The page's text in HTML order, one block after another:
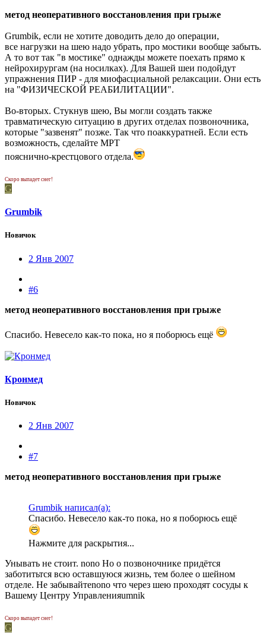
метод неоперативного восстановления при грыже
Grumbik, если не хотите доводить дело до операции,
все нагрузки на шею надо убрать, про мостики вообще забыть.
А то вот так "в мостике" однажды можете поехать прямо к
нейрохирургам (на носилках). Для Вашей шеи подойдут
упражнения ПИР - для миофасциальной релаксации. Они есть
на "ФИЗИЧЕСКОЙ РЕАБИЛИТАЦИИ".
Во-вторых. Стукнув шею, Вы могли создать также
травматическую ситуацию в других отделах позвоночника,
которые "зазвенят" позже. Так что поаккуратней. Если есть
возможность, сделайте МРТ
пояснично-крестцового отдела.
Скоро выпадет снег!
G
Grumbik
Новичок
2 Янв 2007
#6
метод неоперативного восстановления при грыже
Спасибо. Невесело как-то пока, но я поборюсь ещё
Кронмед
Новичок
2 Янв 2007
#7
метод неоперативного восстановления при грыже
Grumbik написал(а):
Спасибо. Невесело как-то пока, но я поборюсь ещё
Нажмите для раскрытия...
Унывать не стоит. nono Но о позвоночнике придётся
заботитьтся всю оставшуюся жизнь, тем более о шейном
отделе. Не забывайтеnono что через шею проходят сосуды к
Вашему Центру Управленияumnik
Скоро выпадет снег!
G